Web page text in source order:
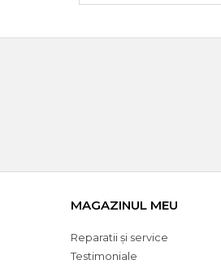
Presa Hidraulica Ondulare
Pompa transfer lichide
MAGAZINUL MEU
Reparatii și service
Testimoniale